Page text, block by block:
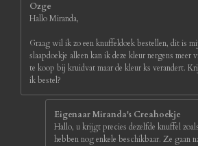
Ozge
Hallo Miranda,
Graag wil ik zo een knuffeldoek bestellen, dit is
slaapdoekje alleen kan ik deze kleur nergens meer
te koop bij kruidvat maar de kleur ks verandert.
ik bestel?
Eigenaar Miranda's Creahoekje
Hallo, u krijgt precies dezelfde knuffel
hebben nog enkele beschikbaar. Ze gaan